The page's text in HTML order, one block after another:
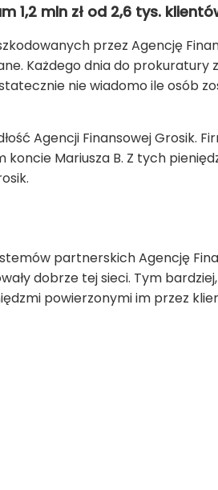
1,2 mln zł od 2,6 tys.
przez Agencję
Każdego dnia do prokuratury
nie wiadomo ile osób
Agencji Finansowej Grosik.
Mariusza B. Z tych
partnerskich Agencję
dobrze tej sieci. Tym
powierzonymi im przez